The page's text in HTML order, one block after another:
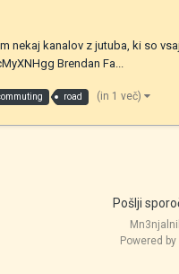
nekaj kanalov z jutuba, ki so
Brendan Fa...
road (in 1 več)
Pošlji
Powered